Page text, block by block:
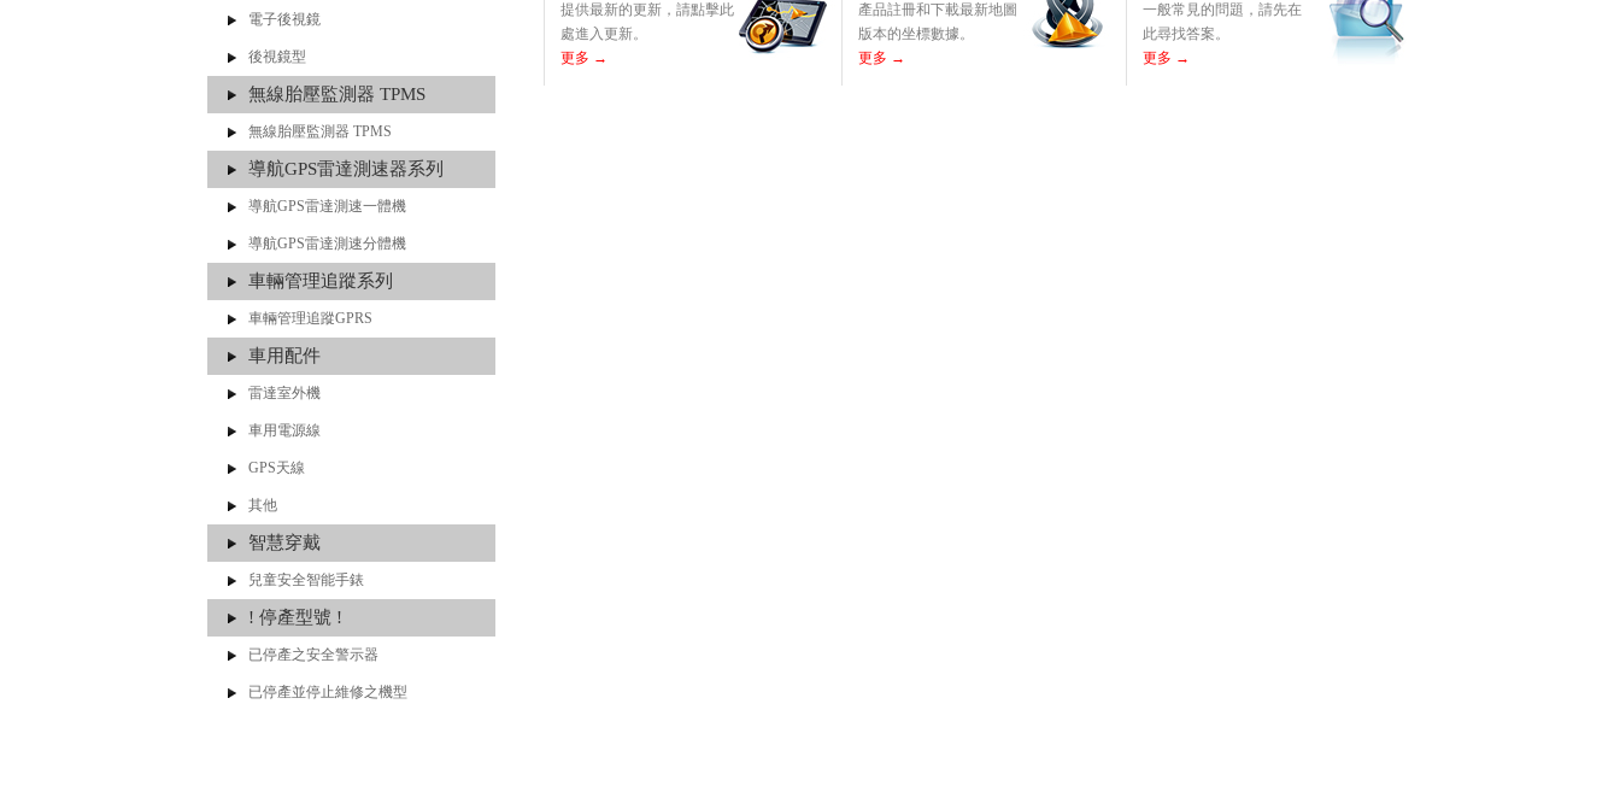
電子後視鏡
後視鏡型
無線胎壓監測器 TPMS
無線胎壓監測器 TPMS
導航GPS雷達測速器系列
導航GPS雷達測速一體機
導航GPS雷達測速分體機
車輛管理追蹤系列
車輛管理追蹤GPRS
車用配件
雷達室外機
車用電源線
GPS天線
其他
智慧穿戴
兒童安全智能手錶
! 停產型號 !
已停產之安全警示器
已停產並停止維修之機型
提供最新的更新，請點擊此
處進入更新。
更多 →
產品註冊和下載最新地圖
版本的坐標數據。
更多 →
一般常見的問題，請先在
此尋找答案。
更多 →